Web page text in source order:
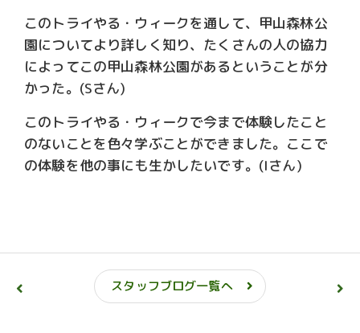
このトライやる・ウィークを通して、甲山森林公
園についてより詳しく知り、たくさんの人の協力
によってこの甲山森林公園があるということが分
かった。(Sさん)
このトライやる・ウィークで今まで体験したこと
のないことを色々学ぶことができました。ここで
の体験を他の事にも生かしたいです。(Iさん)
スタッフブログ一覧へ